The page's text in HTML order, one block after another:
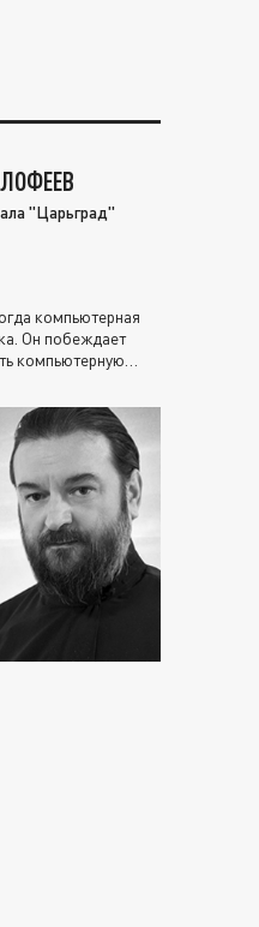
"Царьград"
компьютерная
Он побеждает
компьютерную